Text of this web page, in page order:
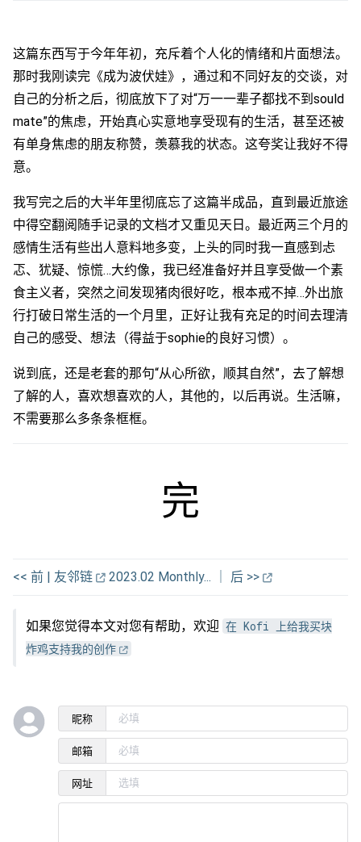
这篇东西写于今年年初，充斥着个人化的情绪和片面想法。
那时我刚读完《成为波伏娃》，通过和不同好友的交谈，对
自己的分析之后，彻底放下了对“万一一辈子都找不到sould
mate”的焦虑，开始真心实意地享受现有的生活，甚至还被
有单身焦虑的朋友称赞，羡慕我的状态。这夸奖让我好不得
意。
我写完之后的大半年里彻底忘了这篇半成品，直到最近旅途
中得空翻阅随手记录的文档才又重见天日。最近两三个月的
感情生活有些出人意料地多变，上头的同时我一直感到忐
忑、犹疑、惊慌…大约像，我已经准备好并且享受做一个素
食主义者，突然之间发现猪肉很好吃，根本戒不掉…外出旅
行打破日常生活的一个月里，正好让我有充足的时间去理清
自己的感受、想法（得益于sophie的良好习惯）。
说到底，还是老套的那句“从心所欲，顺其自然”，去了解想
了解的人，喜欢想喜欢的人，其他的，以后再说。生活嘛，
不需要那么多条条框框。
完
<< 前 | 友邻链 2023.02 Monthly... ｜ 后 >>
如果您觉得本文对您有帮助，欢迎 在 Kofi 上给我买块
炸鸡支持我的创作
昵称
邮箱
网址